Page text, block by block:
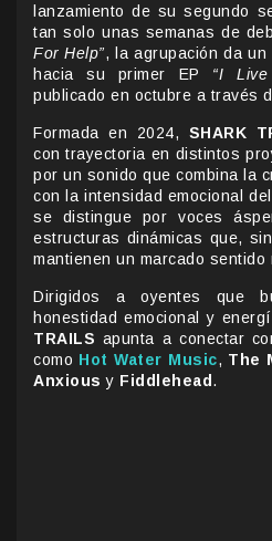
lanzamiento de su segundo
tan solo unas semanas de
For Help”, la agrupación da
hacia su primer EP “I
publicado en octubre a través
Formada en 2024, SHARK
con trayectoria en distintos
por un sonido que combina la
con la intensidad emocional
se distingue por voces
estructuras dinámicas que,
mantienen un marcado sentido
Dirigidos a oyentes que
honestidad emocional y
TRAILS apunta a conectar
como Hot Water Music, The
Anxious y Fiddlehead .